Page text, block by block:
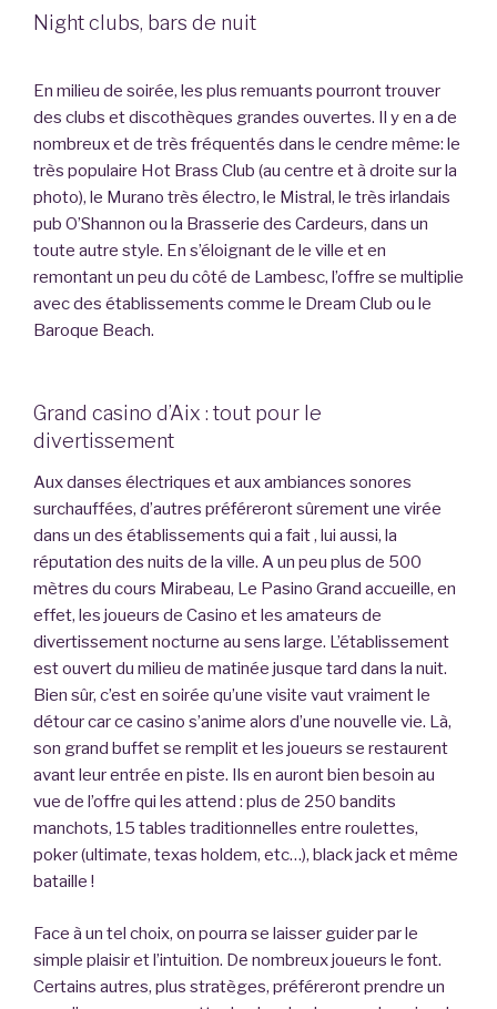
Night clubs, bars de nuit
En milieu de soirée, les plus remuants pourront trouver
des clubs et discothèques grandes ouvertes. Il y en a de
nombreux et de très fréquentés dans le cendre même: le
très populaire Hot Brass Club (au centre et à droite sur la
photo), le Murano très électro, le Mistral, le très irlandais
pub O’Shannon ou la Brasserie des Cardeurs, dans un
toute autre style. En s’éloignant de le ville et en
remontant un peu du côté de Lambesc, l’offre se multiplie
avec des établissements comme le Dream Club ou le
Baroque Beach.
Grand casino d’Aix : tout pour le
divertissement
Aux danses électriques et aux ambiances sonores
surchauffées, d’autres préféreront sûrement une virée
dans un des établissements qui a fait , lui aussi, la
réputation des nuits de la ville. A un peu plus de 500
mètres du cours Mirabeau, Le Pasino Grand accueille, en
effet, les joueurs de Casino et les amateurs de
divertissement nocturne au sens large. L’établissement
est ouvert du milieu de matinée jusque tard dans la nuit.
Bien sûr, c’est en soirée qu’une visite vaut vraiment le
détour car ce casino s’anime alors d’une nouvelle vie. Là,
son grand buffet se remplit et les joueurs se restaurent
avant leur entrée en piste. Ils en auront bien besoin au
vue de l’offre qui les attend : plus de 250 bandits
manchots, 15 tables traditionnelles entre roulettes,
poker (ultimate, texas holdem, etc…), black jack et même
bataille !
Face à un tel choix, on pourra se laisser guider par le
simple plaisir et l’intuition. De nombreux joueurs le font.
Certains autres, plus stratèges, préféreront prendre un